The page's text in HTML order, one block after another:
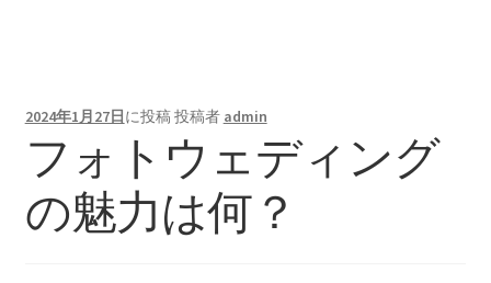
ッ
プ
記事一覧
引き出物で差をつけよう
2024年1月27日に投稿投稿者 admin
フォトウェディング
の魅力は何？